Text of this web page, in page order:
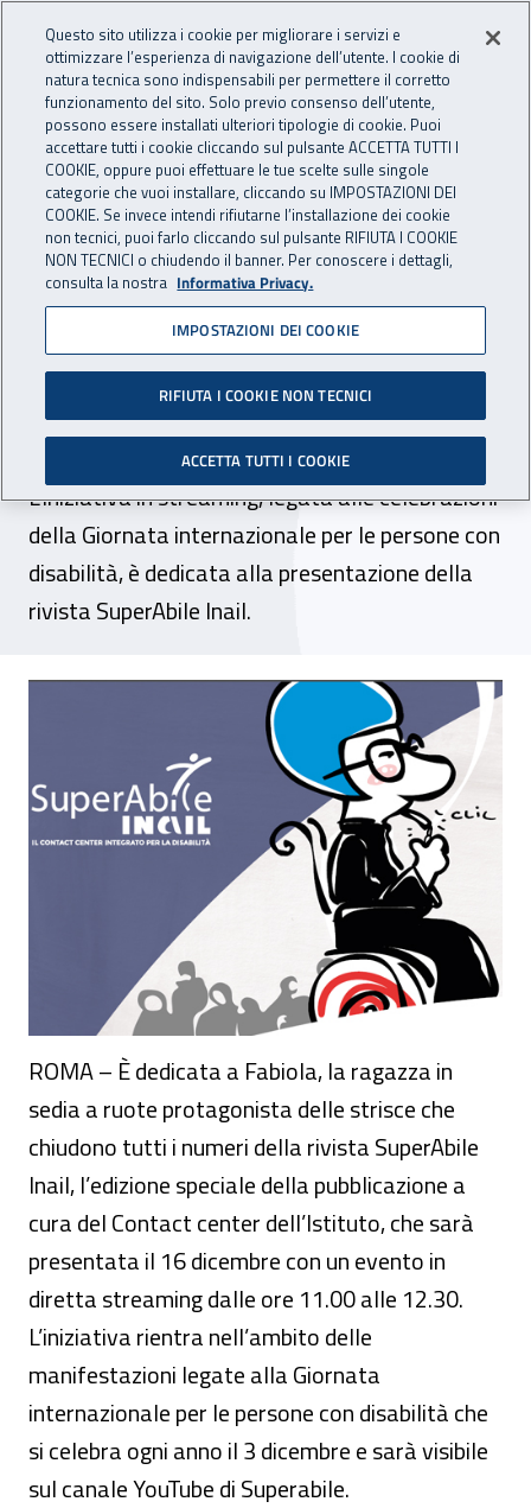
INAIL - Istituto Nazionale
Apri cerca
Navigazione principale
Navigazione - Ti trovi in:
Home Inail comunica News
15 dicembre 2020
“Piacere, Fabiola!”, il 16
dicembre l’evento online di
Superabile Inail
L’iniziativa in streaming, legata alle celebrazioni
della Giornata internazionale per le persone con
disabilità, è dedicata alla presentazione della
rivista SuperAbile Inail.
“Piacere, Fabiola!”, il 16 dicembre
ROMA – È dedicata a Fabiola, la ragazza in
sedia a ruote protagonista delle strisce che
chiudono tutti i numeri della rivista SuperAbile
Inail, l’edizione speciale della pubblicazione a
cura del Contact center dell’Istituto, che sarà
presentata il 16 dicembre con un evento in
diretta streaming dalle ore 11.00 alle 12.30.
L’iniziativa rientra nell’ambito delle
manifestazioni legate alla Giornata
internazionale per le persone con disabilità che
si celebra ogni anno il 3 dicembre e sarà visibile
sul canale YouTube di Superabile.
Questo sito utilizza i cookie per migliorare i servizi e
ottimizzare l’esperienza di navigazione dell’utente. I cookie di
natura tecnica sono indispensabili per permettere il corretto
funzionamento del sito. Solo previo consenso dell’utente,
possono essere installati ulteriori tipologie di cookie. Puoi
accettare tutti i cookie cliccando sul pulsante ACCETTA TUTTI I
COOKIE, oppure puoi effettuare le tue scelte sulle singole
categorie che vuoi installare, cliccando su IMPOSTAZIONI DEI
COOKIE. Se invece intendi rifiutarne l’installazione dei cookie
non tecnici, puoi farlo cliccando sul pulsante RIFIUTA I COOKIE
NON TECNICI o chiudendo il banner. Per conoscere i dettagli,
consulta la nostra Informativa Privacy.
IMPOSTAZIONI DEI COOKIE
RIFIUTA I COOKIE NON TECNICI
ACCETTA TUTTI I COOKIE